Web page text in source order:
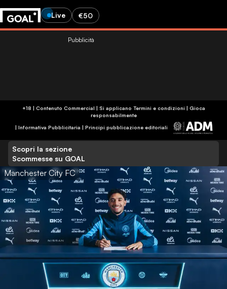
Live €50
Pubblicità
+18 | Contenuto Commercial | Si applicano Termini e condizioni | Gioca
responsabilmente
| Informativa Pubblicitaria | Principi pubblicazione editoriali
Scopri la sezione
Scommesse su GOAL
Manchester City FC